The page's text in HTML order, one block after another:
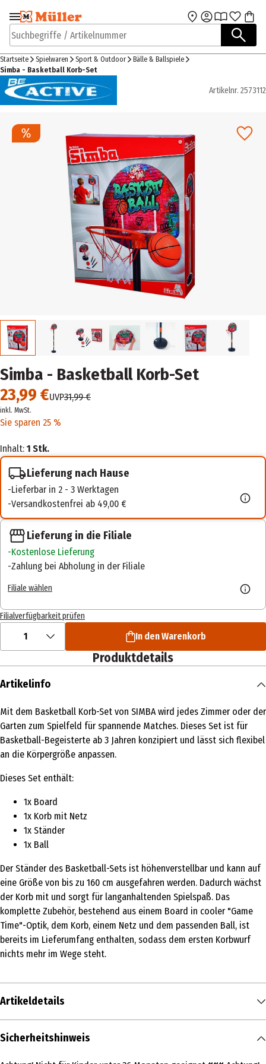
Zur Navigation
springen
Zum Hauptinhalt
Suchbegriffe / Artikelnummer
Startseite Spielwaren Sport & Outdoor
Bälle & Ballspiele
Simba - Basketball Korb-Set
Artikelnr. 2573112
Simba - Basketball Korb-Set
23,99 €UVP31,99 €
inkl. MwSt.
Sie sparen 25 %
Inhalt: 1 Stk.
Lieferung nach Hause
Lieferbar in 2 - 3 Werktagen
Versandkostenfrei ab 49,00 €
Lieferung in die Filiale
Kostenlose Lieferung
Zahlung bei Abholung in der Filiale
Filiale wählen
Filialverfügbarkeit prüfen
1 In den Warenkorb
Produktdetails
Artikelinfo
Mit dem Basketball Korb-Set von SIMBA wird jedes Zimmer oder der
Garten zum Spielfeld für spannende Matches. Dieses Set ist für
Basketball-Begeisterte ab 3 Jahren konzipiert und lässt sich flexibel
an die Körpergröße anpassen.
Dieses Set enthält:
1x Board
1x Korb mit Netz
1x Ständer
1x Ball
Der Ständer des Basketball-Sets ist höhenverstellbar und kann auf
eine Größe von bis zu 160 cm ausgefahren werden. Dadurch wächst
der Korb mit und sorgt für langanhaltenden Spielspaß. Das
komplette Zubehör, bestehend aus einem Board in cooler "Game
Time"-Optik, dem Korb, einem Netz und dem passenden Ball, ist
bereits im Lieferumfang enthalten, sodass dem ersten Korbwurf
nichts mehr im Wege steht.
Artikeldetails
Inhalt
Sicherheitshinweis